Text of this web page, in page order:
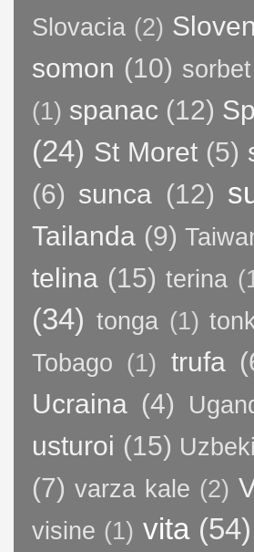
Slovacia (2)
somon (10) sorbet
(1) spanac (12)
(24) St Moret (5)
(6) sunca (12)
Tailanda (9)
telina (15) terina
(34) tonga (1)
Tobago (1) trufa
Ucraina (4)
usturoi (15)
(7) varza kale (2)
visine (1) vita (54)